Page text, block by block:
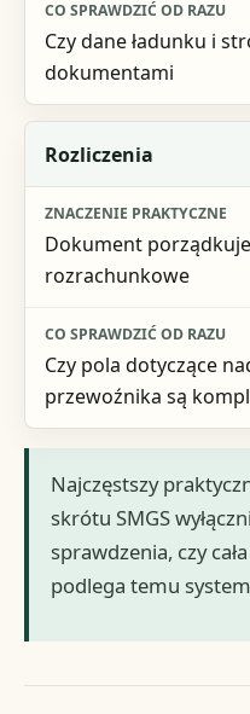
Czy dane ładunku i
dokumentami
Rozliczenia
Dokument
rozrachunkowe
Czy pola dotyczące
przewoźnika są
Najczęstszy
skrótu SMGS
sprawdzenia, czy
podlega temu